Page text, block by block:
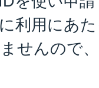
利用にあ
せんので